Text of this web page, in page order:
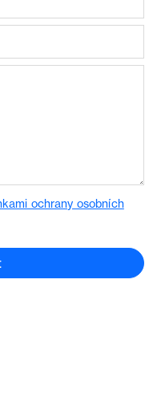
ochrany osobních